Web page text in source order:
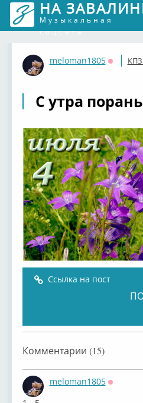
НА
Музыкальная
соцсеть
meloman1805
С утра
Ссылка на пост
Комментарии (15)
meloman1805